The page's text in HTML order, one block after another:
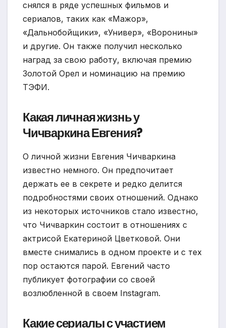
снялся в ряде успешных фильмов и
сериалов, таких как «Мажор»,
«Дальнобойщики», «Универ», «Воронины»
и другие. Он также получил несколько
наград за свою работу, включая премию
Золотой Орел и номинацию на премию
ТЭФИ.
Какая личная жизнь у
Чичваркина Евгения?
О личной жизни Евгения Чичваркина
известно немного. Он предпочитает
держать ее в секрете и редко делится
подробностями своих отношений. Однако
из некоторых источников стало известно,
что Чичваркин состоит в отношениях с
актрисой Екатериной Цветковой. Они
вместе снимались в одном проекте и с тех
пор остаются парой. Евгений часто
публикует фотографии со своей
возлюбленной в своем Instagram.
Какие сериалы с участием